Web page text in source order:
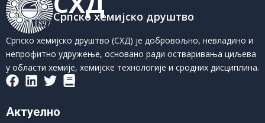
Српско хемијско друштво
Српско хемијско друштво (СХД) је добровољно, невладино и
непрофитно удружење, основано ради остваривања циљева
у области хемије, хемијске технологије и сродних дисциплина.
Актуелно